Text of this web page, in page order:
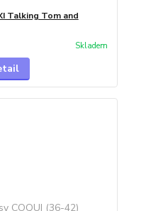
Talking Tom and
Skladem